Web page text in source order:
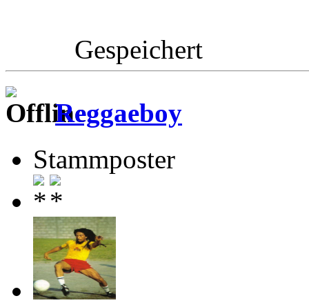
Gespeichert
Reggaeboy
Stammposter